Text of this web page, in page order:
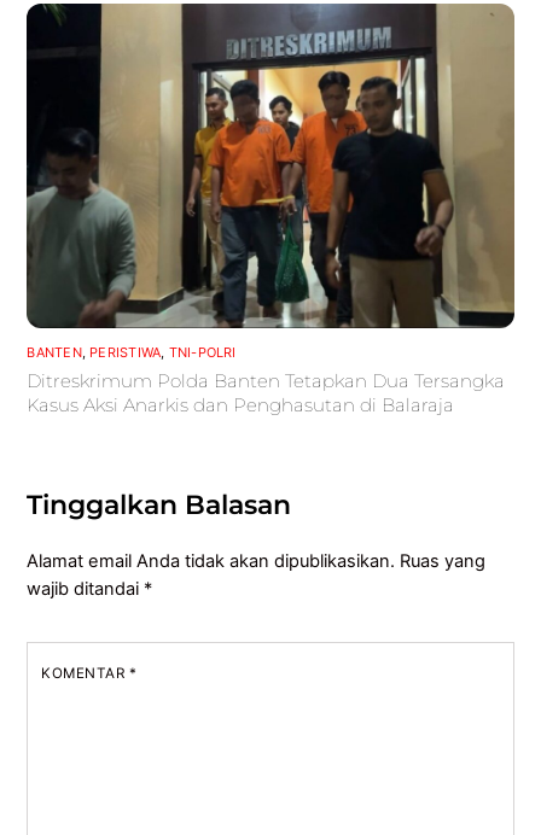
BANTEN, PERISTIWA TNI-POLRI
Ditreskrimum Polda Banten Tetapkan Dua Tersangka
Kasus Aksi Anarkis dan Penghasutan di Balaraja
Tinggalkan Balasan
Alamat email Anda tidak akan dipublikasikan. Ruas yang
wajib ditandai *
KOMENTAR *